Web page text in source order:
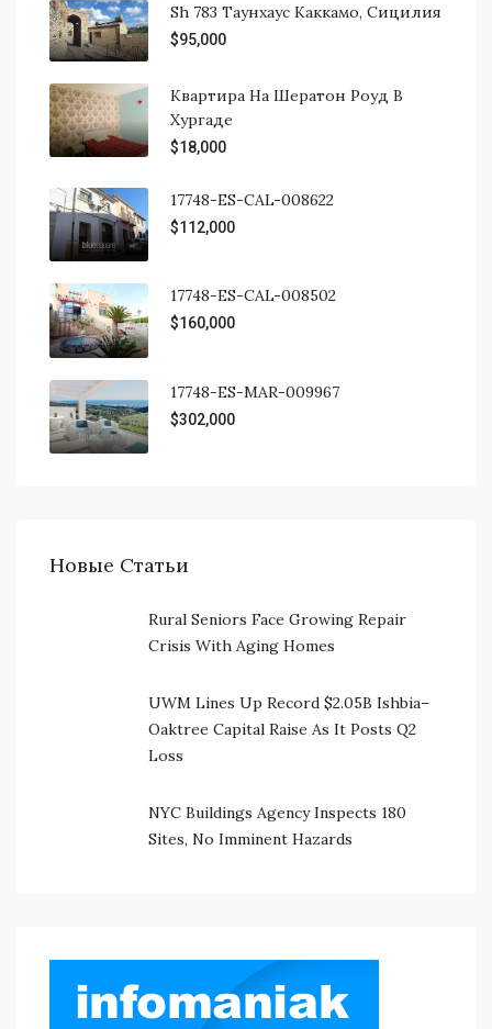
Sh 783 Таунхаус Каккамо, Сицилия
$95,000
Квартира На Шератон Роуд В
Хургаде
$18,000
17748-ES-CAL-008622
$112,000
17748-ES-CAL-008502
$160,000
17748-ES-MAR-009967
$302,000
Новые Статьи
Rural Seniors Face Growing Repair
Crisis With Aging Homes
UWM Lines Up Record $2.05B Ishbia–
Oaktree Capital Raise As It Posts Q2
Loss
NYC Buildings Agency Inspects 180
Sites, No Imminent Hazards